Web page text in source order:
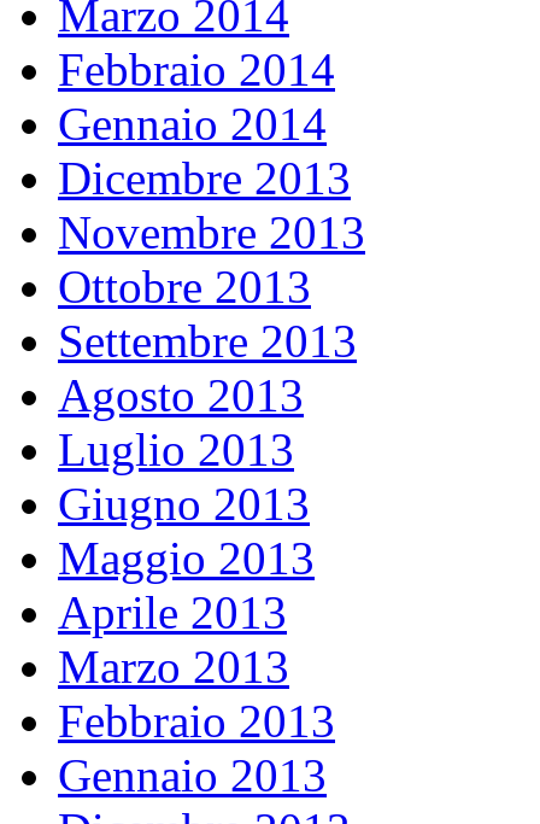
Marzo 2014
Febbraio 2014
Gennaio 2014
Dicembre 2013
Novembre 2013
Ottobre 2013
Settembre 2013
Agosto 2013
Luglio 2013
Giugno 2013
Maggio 2013
Aprile 2013
Marzo 2013
Febbraio 2013
Gennaio 2013